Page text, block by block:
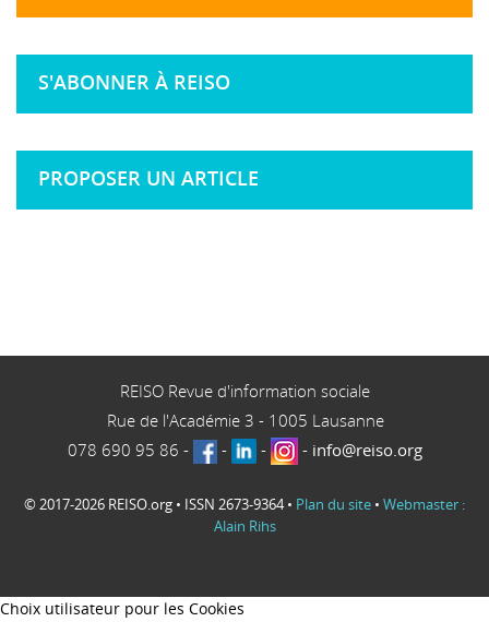
S'ABONNER À REISO
PROPOSER UN ARTICLE
REISO Revue d'information sociale
Rue de l'Académie 3 - 1005 Lausanne
078 690 95 86 - - - - info@reiso.org
© 2017-2026 REISO.org • ISSN 2673-9364 • Plan du site • Webmaster :
Alain Rihs
Choix utilisateur pour les Cookies